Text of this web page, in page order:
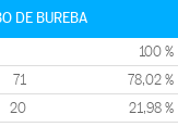
DE BUREBA
100 %
71 78,02 %
20 21,98 %